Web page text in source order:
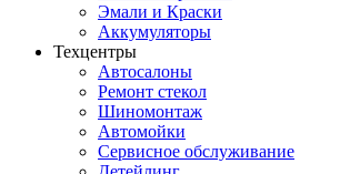
Эмали и Краски
Аккумуляторы
Техцентры
Автосалоны
Ремонт стекол
Шиномонтаж
Автомойки
Сервисное обслуживание